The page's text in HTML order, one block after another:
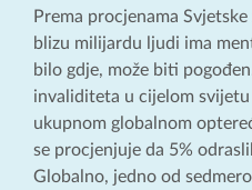
Prema procjenama
blizu milijardu ljudi ima
bilo gdje, može biti
invaliditeta u cijelom
ukupnom globalnom
se procjenjuje da 5%
Globalno, jedno od